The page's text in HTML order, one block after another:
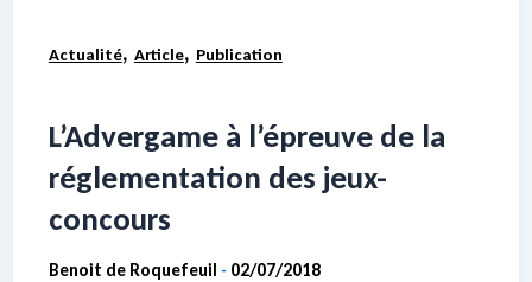
Actualité, Article, Publication
L’Advergame à l’épreuve de la
réglementation des jeux-
concours
Benoit de Roquefeuil - 02/07/2018